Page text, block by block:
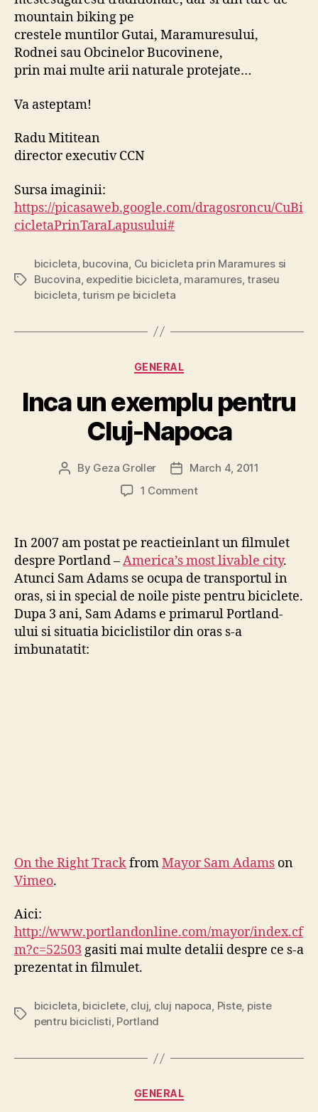
mountain biking pe
crestele muntilor Gutai, Maramuresului,
Rodnei sau Obcinelor Bucovinene,
prin mai multe arii naturale protejate…
Va asteptam!
Radu Mititean
director executiv CCN
Sursa imaginii:
https://picasaweb.google.com/dragosroncu/CuBi
cicletaPrinTaraLapusului#
Tags
bicicleta bucovina Cu bicicleta prin Maramures si
Bucovina expeditie bicicleta maramures,traseu
bicicleta ,turism pe bicicleta
Categories
GENERAL
Inca un exemplu pentru
Cluj-Napoca
Post
By Geza Groller
Post
date
March 4, 2011
1 Commenton
exemplu
pentru
Cluj-
Napoca
In 2007 am postat pe reactieinlant un filmulet
despre Portland –America’s most livable city.
Atunci Sam Adams se ocupa de transportul in
oras, si in special de noile piste pentru biciclete.
Dupa 3 ani, Sam Adams e primarul Portland-
ului si situatia biciclistilor din oras s-a
imbunatatit:
On the Right TrackfromMayor Sam Adams on
Vimeo.
Aici:
http://www.portlandonline.com/mayor/index.cf
m?c=52503 gasiti mai multe detalii despre ce s-a
prezentat in filmulet.
Tags
bicicleta, biciclete, cluj, cluj napoca, Piste, piste
pentru biciclisti, Portland
Categories
GENERAL